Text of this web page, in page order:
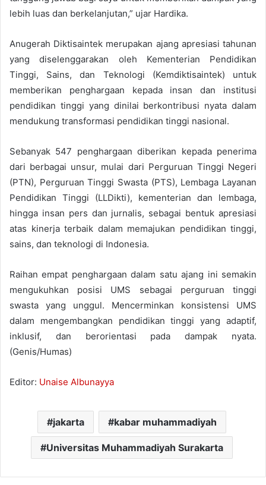
lebih luas dan berkelanjutan,” ujar Hardika.
Anugerah Diktisaintek merupakan ajang apresiasi tahunan
yang diselenggarakan oleh Kementerian Pendidikan
Tinggi, Sains, dan Teknologi (Kemdiktisaintek) untuk
memberikan penghargaan kepada insan dan institusi
pendidikan tinggi yang dinilai berkontribusi nyata dalam
mendukung transformasi pendidikan tinggi nasional.
Sebanyak 547 penghargaan diberikan kepada penerima
dari berbagai unsur, mulai dari Perguruan Tinggi Negeri
(PTN), Perguruan Tinggi Swasta (PTS), Lembaga Layanan
Pendidikan Tinggi (LLDikti), kementerian dan lembaga,
hingga insan pers dan jurnalis, sebagai bentuk apresiasi
atas kinerja terbaik dalam memajukan pendidikan tinggi,
sains, dan teknologi di Indonesia.
Raihan empat penghargaan dalam satu ajang ini semakin
mengukuhkan posisi UMS sebagai perguruan tinggi
swasta yang unggul. Mencerminkan konsistensi UMS
dalam mengembangkan pendidikan tinggi yang adaptif,
inklusif, dan berorientasi pada dampak nyata.
(Genis/Humas)
Editor: Unaise Albunayya
jakarta kabar muhammadiyah
Universitas Muhammadiyah Surakarta